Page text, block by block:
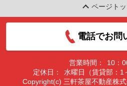
ページト
電話でお問
営業時間：
10：
定休日：
水曜日（賃貸部：1
Copyright(c) 三軒茶屋不動産株